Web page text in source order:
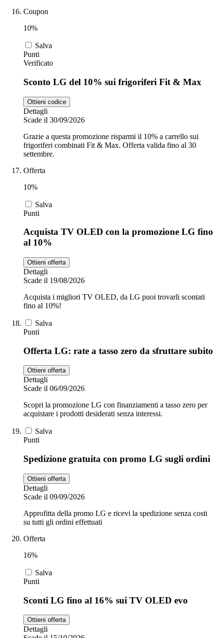
Coupon
10%
Salva
Punti
Verificato
Sconto LG del 10% sui frigoriferi Fit & Max
Ottieni codice
Dettagli
Scade il 30/09/2026
Grazie a questa promozione risparmi il 10% a carrello sui
frigoriferi combinati Fit & Max. Offerta valida fino al 30
settembre.
Offerta
10%
Salva
Punti
Acquista TV OLED con la promozione LG fino
al 10%
Ottieni offerta
Dettagli
Scade il 19/08/2026
Acquista i migliori TV OLED, da LG puoi trovarli scontati
fino al 10%!
Salva
Punti
Offerta LG: rate a tasso zero da sfruttare subito
Ottieni offerta
Dettagli
Scade il 06/09/2026
Scopri la promozione LG con finanziamenti a tasso zero per
acquistare i prodotti desiderati senza interessi.
Salva
Punti
Spedizione gratuita con promo LG sugli ordini
Ottieni offerta
Dettagli
Scade il 09/09/2026
Approfitta della promo LG e ricevi la spedizione senza costi
su tutti gli ordini effettuati
Offerta
16%
Salva
Punti
Sconti LG fino al 16% sui TV OLED evo
Ottieni offerta
Dettagli